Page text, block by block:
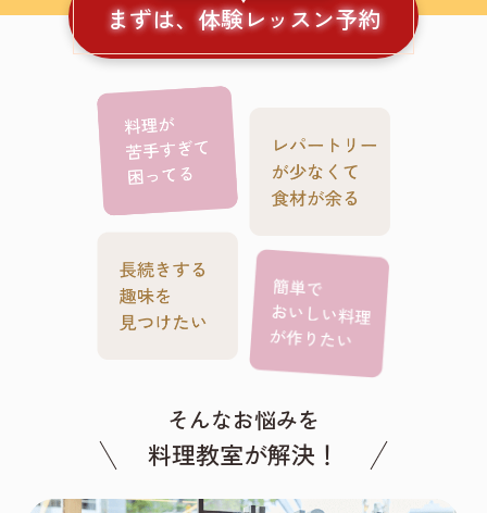
まずは、体験レッスン予約
そんなお悩みを
料理教室が解決！